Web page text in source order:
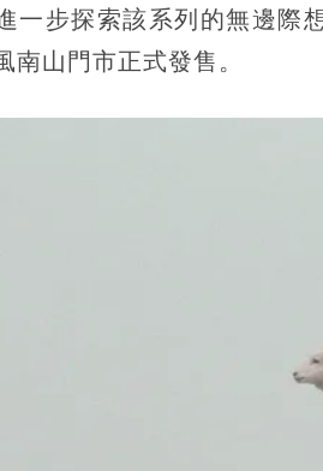
一步探索該系列的無邊際
南山門市正式發售。